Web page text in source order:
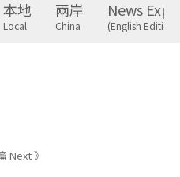
本地
Local
兩岸
China
News
(English Edition)
Next 》